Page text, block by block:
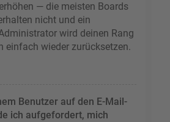
— die meisten Boards
nicht und ein
wird deinen Rang
einfach wieder zurücksetzen.
Benutzer auf den E-Mail-
ich aufgefordert, mich